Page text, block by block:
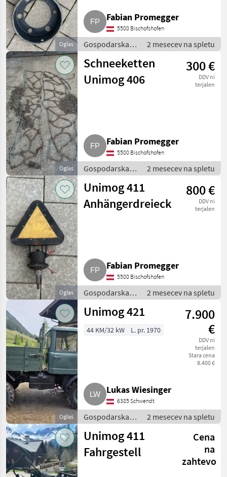
Oglas
Fabian Promegger
5500 Bischofshofen
Gospodarska
vozila /
Tovornjak
2 mesecev na spletu
Oglas
Schneeketten
Unimog 406
300 €
DDV ni
terjalen
Fabian Promegger
5500 Bischofshofen
Gospodarska
vozila /
Tovornjak
2 mesecev na spletu
Oglas
Unimog 411
Anhängerdreieck
800 €
DDV ni
terjalen
Fabian Promegger
5500 Bischofshofen
Gospodarska
vozila /
Tovornjak
2 mesecev na spletu
Oglas
Unimog 421
7.900
€
DDV ni
terjalen
Stara cena
8.400 €
44 KM/32 kW L. pr. 1970
Lukas Wiesinger
6385 Schwendt
Gospodarska
vozila /
Tovornjak
2 mesecev na spletu
Unimog 411
Fahrgestell
Cena
na
zahtevo